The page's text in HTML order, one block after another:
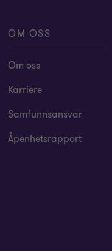
OM OSS
Om oss
Karriere
Samfunnsansvar
Åpenhetsrapport